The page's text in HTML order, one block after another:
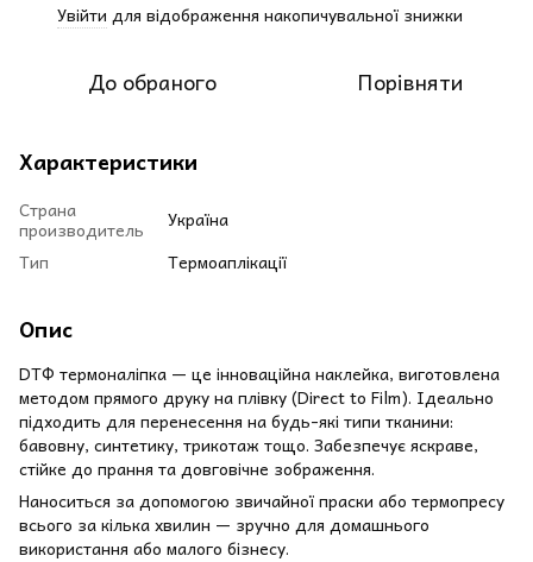
Увійти для відображення накопичувальної знижки
До обраного Порівняти
Характеристики
Страна
производитель
Україна
Тип
Термоаплікації
Опис
DТФ термоналіпка — це інноваційна наклейка, виготовлена
методом прямого друку на плівку (Direct to Film). Ідеально
підходить для перенесення на будь-які типи тканини:
бавовну, синтетику, трикотаж тощо. Забезпечує яскраве,
стійке до прання та довговічне зображення.
Наноситься за допомогою звичайної праски або термопресу
всього за кілька хвилин — зручно для домашнього
використання або малого бізнесу.